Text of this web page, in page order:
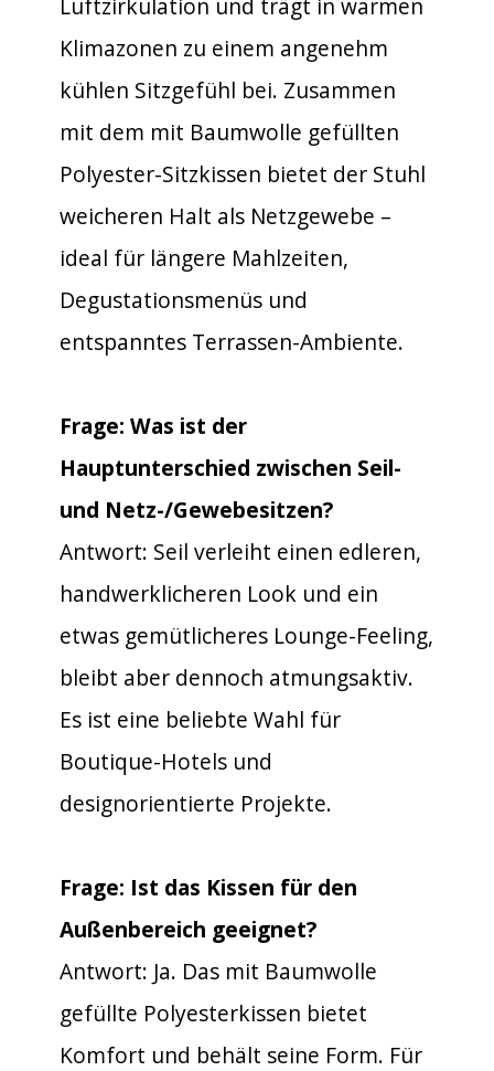
Luftzirkulation und trägt in warmen
Klimazonen zu einem angenehm
kühlen Sitzgefühl bei. Zusammen
mit dem mit Baumwolle gefüllten
Polyester-Sitzkissen bietet der Stuhl
weicheren Halt als Netzgewebe –
ideal für längere Mahlzeiten,
Degustationsmenüs und
entspanntes Terrassen-Ambiente.
Frage: Was ist der
Hauptunterschied zwischen Seil-
und Netz-/Gewebesitzen?
Antwort: Seil verleiht einen edleren,
handwerklicheren Look und ein
etwas gemütlicheres Lounge-Feeling,
bleibt aber dennoch atmungsaktiv.
Es ist eine beliebte Wahl für
Boutique-Hotels und
designorientierte Projekte.
Frage: Ist das Kissen für den
Außenbereich geeignet?
Antwort: Ja. Das mit Baumwolle
gefüllte Polyesterkissen bietet
Komfort und behält seine Form. Für